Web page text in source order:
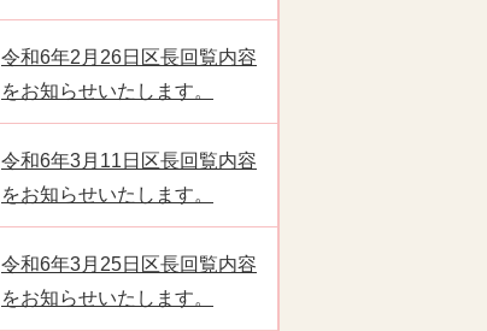
令和6年2月26日区長回覧内容
をお知らせいたします。
令和6年3月11日区長回覧内容
をお知らせいたします。
令和6年3月25日区長回覧内容
をお知らせいたします。